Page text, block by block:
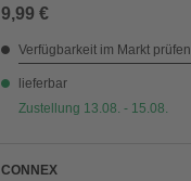
9,99 €
Verfügbarkeit im Markt prüfen
lieferbar
Zustellung 13.08. - 15.08.
CONNEX